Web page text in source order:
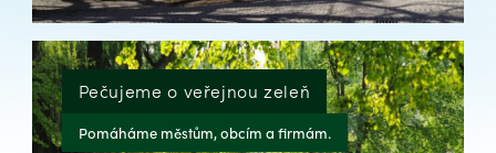
Pečujeme o veřejnou zeleň
Pomáháme městům, obcím a firmám.